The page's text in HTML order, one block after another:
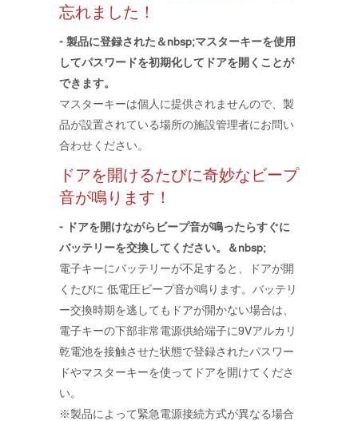
忘れました！
- 製品に登録された＆nbsp;マスターキーを使用
してパスワードを初期化してドアを開くことが
できます。
​マスターキーは個人に提供されませんので、製
品が設置されている場所の施設管理者にお問い
合わせください。
ドアを開けるたびに奇妙なビープ
音が鳴ります！
- ドアを開けながらビープ音が鳴ったらすぐに
バッテリーを交換してください。＆nbsp;
電子キーにバッテリーが不足すると、ドアが開
くたびに 低電圧ビープ音が鳴ります。バッテリ
ー交換時期を逃してもドアが開かない場合は、
電子キーの下部非常電源供給端子に9Vアルカリ
乾電池を接触させた状態で登録されたパスワー
ドやマスターキーを使ってドアを開けてくださ
い。
​※製品によって緊急電源接続方式が異なる場合